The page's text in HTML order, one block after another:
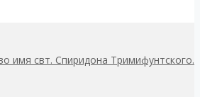
имя свт. Спиридона Тримифунтского.